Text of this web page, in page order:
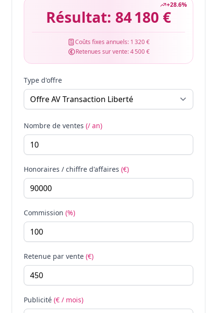
+28.6%
Résultat: 84 180 €
Coûts fixes annuels: 1 320 €
Retenues sur vente:4 500 €
Type d'offre
Nombre de ventes (/ an)
Honoraires / chiffre d'affaires (€)
Commission (%)
Retenue par vente (€)
Publicité (€ / mois)